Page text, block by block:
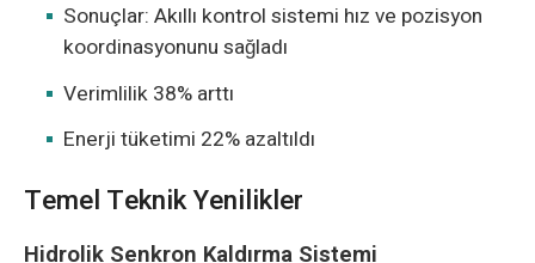
Sonuçlar: Akıllı kontrol sistemi hız ve pozisyon
koordinasyonunu sağladı
Verimlilik 38% arttı
Enerji tüketimi 22% azaltıldı
Temel Teknik Yenilikler
Hidrolik Senkron Kaldırma Sistemi